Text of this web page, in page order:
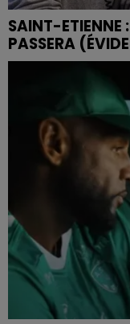
SAINT-ETIENNE
PASSERA